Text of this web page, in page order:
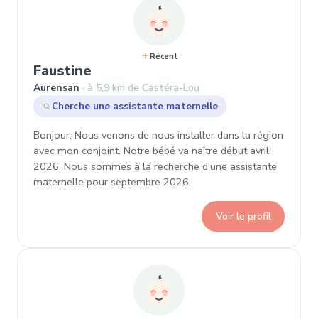
Récent
Faustine
Aurensan
à 5,9 km de Castéra-Lou
Cherche une assistante maternelle
Bonjour, Nous venons de nous installer dans la région
avec mon conjoint. Notre bébé va naître début avril
2026. Nous sommes à la recherche d'une assistante
maternelle pour septembre 2026.
Voir le profil